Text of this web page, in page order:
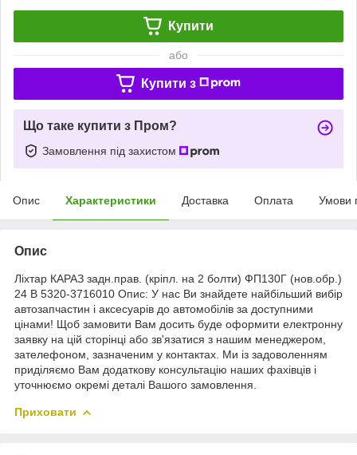
Купити
або
Купити з
Що таке купити з Пром?
Замовлення під захистом
Опис Характеристики Доставка Оплата Умови
Опис
Ліхтар КАРАЗ задн.прав. (кріпл. на 2 болти) ФП130Г (нов.обр.)
24 В 5320-3716010 Опис: У нас Ви знайдете найбільший вибір
автозапчастин і аксесуарів до автомобілів за доступними
цінами! Щоб замовити Вам досить буде оформити електронну
заявку на цій сторінці або зв'язатися з нашим менеджером,
зателефоном, зазначеним у контактах. Ми із задоволенням
приділяємо Вам додаткову консультацію наших фахівців і
уточнюємо окремі деталі Вашого замовлення.
Приховати